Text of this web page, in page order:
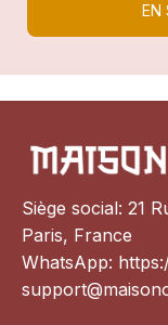
EN
Siège social: 21
Paris, France
WhatsApp: